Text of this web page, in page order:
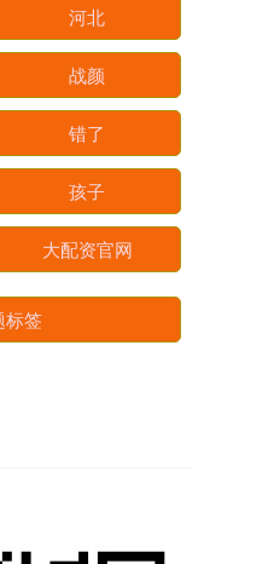
河北
战颜
错了
孩子
大配资官网
标签